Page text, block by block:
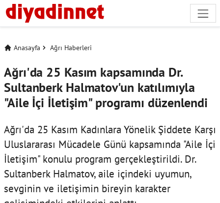
Anasayfa Ağrı Haberleri
Ağrı'da 25 Kasım kapsamında Dr.
Sultanberk Halmatov'un katılımıyla
"Aile İçi İletişim" programı düzenlendi
Ağrı'da 25 Kasım Kadınlara Yönelik Şiddete Karşı
Uluslararası Mücadele Günü kapsamında "Aile İçi
İletişim" konulu program gerçekleştirildi. Dr.
Sultanberk Halmatov, aile içindeki uyumun,
sevginin ve iletişimin bireyin karakter